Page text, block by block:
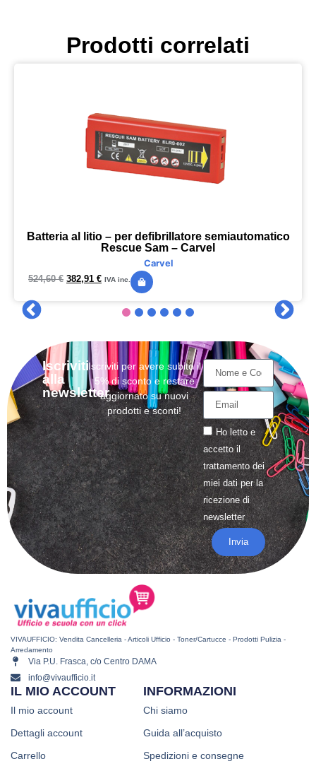
Prodotti correlati
Batteria al litio – per defibrillatore semiautomatico
Rescue Sam – Carvel
Carvel
524,60€ 382,91 € IVA inc.
Iscriviti
alla
newsletter
Iscriviti per avere subito il
5% di sconto e restare
aggiornato su nuovi
prodotti e sconti!
Ho letto e
accetto il
trattamentodei
miei dati per la
ricezione di
newsletter
Invia
VIVAUFFICIO: Vendita Cancelleria - Articoli Ufficio - Toner/Cartucce - Prodotti Pulizia -
Arredamento
Via P.U. Frasca, c/o Centro DAMA
info@vivaufficio.it
INFORMAZIONI
Chi siamo
Guida all’acquisto
Spedizioni e consegne
IL MIO ACCOUNT
Il mio account
Dettagli account
Carrello